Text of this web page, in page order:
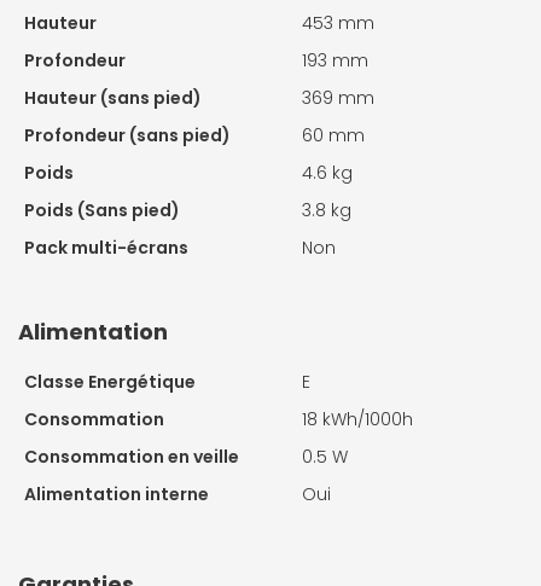
Hauteur
453 mm
Profondeur
193 mm
Hauteur (sans pied)
369 mm
Profondeur (sans pied)
60 mm
Poids
4.6 kg
Poids (Sans pied)
3.8 kg
Pack multi-écrans
Non
Alimentation
Classe Energétique
E
Consommation
18 kWh/1000h
Consommation en veille
0.5 W
Alimentation interne
Oui